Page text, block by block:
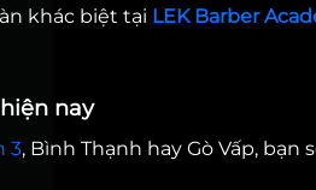
khác biệt tại LEK Barber
nay
3, Bình Thạnh hay Gò Vấp, bạn